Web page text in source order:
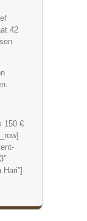
42
150 €
Hari”]